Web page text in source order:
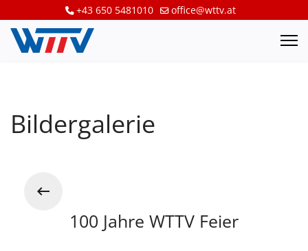
+43 650 5481010 office@wttv.at
Bildergalerie
100 Jahre WTTV Feier